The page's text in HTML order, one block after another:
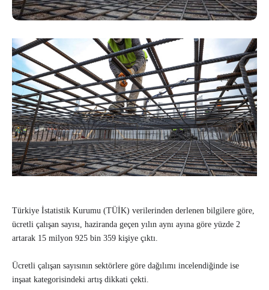
Türkiye İstatistik Kurumu (TÜİK) verilerinden derlenen bilgilere göre,
ücretli çalışan sayısı, haziranda geçen yılın aynı ayına göre yüzde 2
artarak 15 milyon 925 bin 359 kişiye çıktı.
Ücretli çalışan sayısının sektörlere göre dağılımı incelendiğinde ise
inşaat kategorisindeki artış dikkati çekti.